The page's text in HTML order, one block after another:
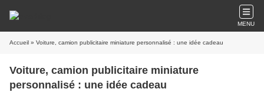
MENU
Accueil » Voiture, camion publicitaire miniature personnalisé : une idée cadeau
Voiture, camion publicitaire miniature
personnalisé : une idée cadeau